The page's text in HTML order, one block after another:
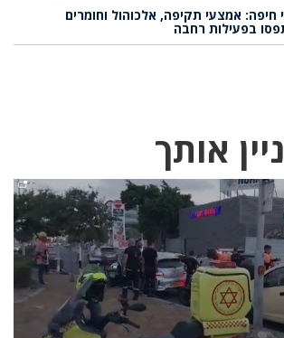
אמצעי תקיפה, אלכוהול וחומרים
בפעילות רחבה
אותך